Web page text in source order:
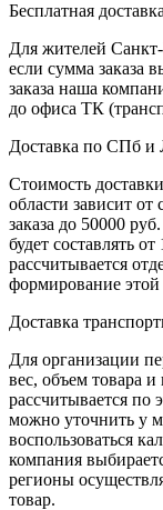
Бесплатная доставка
Для жителей Санкт-
если сумма заказа
заказа наша
до офиса ТК
Доставка по СПб и
Стоимость
области зависит
заказа до 50000
будет составлять
рассчитывается
формирование
Доставка
Для организации
вес, объем товара
рассчитывается
можно уточнить у
воспользоваться
компания
регионы
товар.